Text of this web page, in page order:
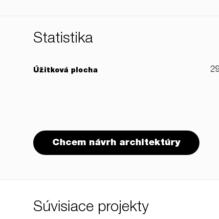
Štatistika
Úžitková plocha
Chcem návrh architektúry
Súvisiace projekty